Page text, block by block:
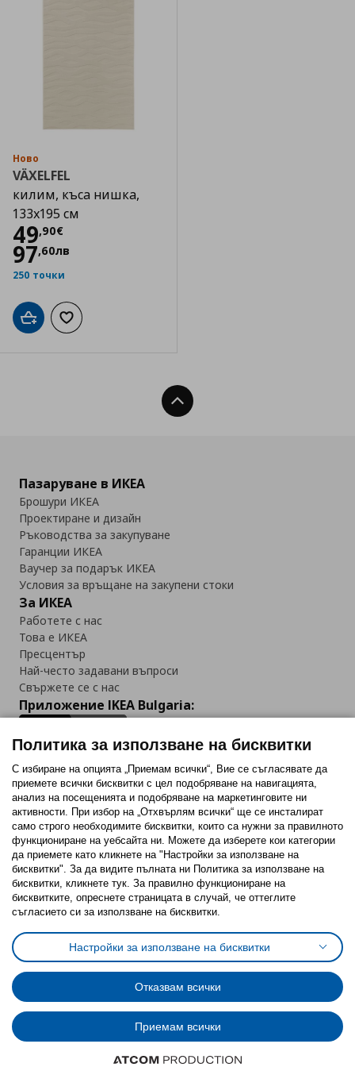
Ново
VÄXELFEL
килим, къса нишка,
133x195 см
49,90€
Цена
97,60лв
250 точки
Добави в кошницата
Добави към списъка с любими
Нагоре
Пазаруване в ИКЕА
Брошури ИКЕА
Проектиране и дизайн
Ръководства за закупуване
Гаранции ИКЕА
Ваучер за подарък ИКЕА
Условия за връщане на закупени стоки
За ИКЕА
Работете с нас
Това е ИКЕА
Пресцентър
Най-често задавани въпроси
Свържете се с нас
Приложение IKEA Bulgaria:
Последвайте ни:
FacebookTwitterYoutubePinterestInstagram
Политика за използване на бисквитки (Cookies)
Избор на настройки за използване на бисквитки
Условия за ползване на ikea.bgОбща политика за личните данни
Политика за защита на личните данни на ikea.bg
Общи условия на програма IKEA Family
Политика за защита на лични данни на програма IKEA Family
© Inter-IKEA Systems B.V. 1999 - 2025
Политика за използване на бисквитки
С избиране на опцията „Приемам всички“, Вие се съгласявате да
приемете всички бисквитки с цел подобряване на навигацията,
анализ на посещенията и подобряване на маркетинговите ни
активности. При избор на „Отхвърлям всички“ ще се инсталират
само строго необходимитe бисквитки, които са нужни за правилното
функциониране на уебсайта ни. Можете да изберете кои категории
да приемете като кликнете на "Настройки за използване на
бисквитки". За да видите пълната ни Политика за използване на
бисквитки, кликнете тук. За правилно функциониране на
бисквитките, опреснете страницата в случай, че оттеглите
съгласието си за използване на бисквитки.
Настройки за използване на бисквитки
Отказвам всички
Приемам всички